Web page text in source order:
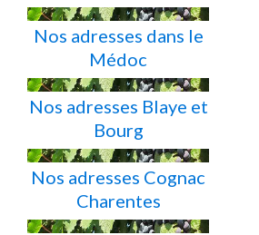
Nos adresses dans le
Médoc
Nos adresses Blaye et
Bourg
Nos adresses Cognac
Charentes